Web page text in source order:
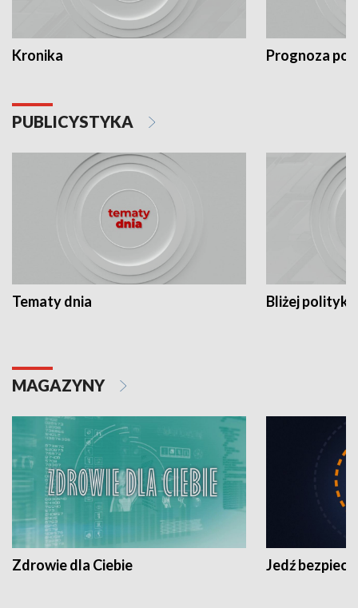
Kronika Prognoza
PUBLICYSTYKA
Tematy dnia Bliżej polityki
MAGAZYNY
Zdrowie dla Ciebie Jedź